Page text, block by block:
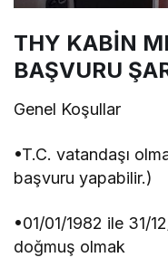
THY KABİN
BAŞVURU
Genel Koşullar
•T.C. vatandaşı
başvuru yapabilir.)
•01/01/1982 ile 31/
doğmuş olmak